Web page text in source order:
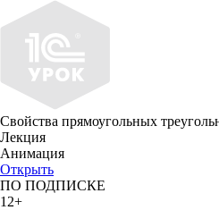
Свойства прямоугольных
Лекция
Анимация
Открыть
ПО ПОДПИСКЕ
12+